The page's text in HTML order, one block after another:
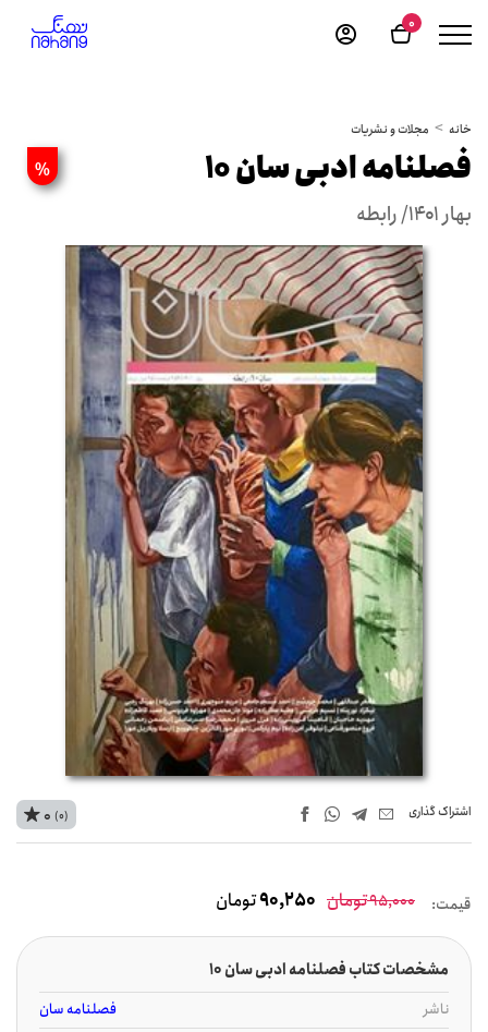
0
خانه مجلات و نشریات
% فصلنامه ادبی سان 10
بهار ۱۴۰۱/ رابطه
اشتراک‌ گذاری 0 (0)
قیمت: 95,000تومان 90,250تومان
مشخصات کتاب فصلنامه ادبی سان 10
ناشر
فصلنامه سان